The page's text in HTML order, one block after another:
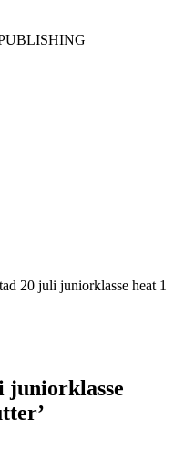
20 juli juniorklasse heat 1
juniorklasse